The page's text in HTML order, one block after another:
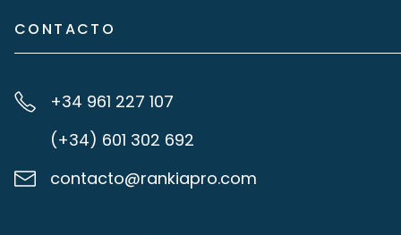
CONTACTO
+34 961 227 107
(+34) 601 302 692
contacto@rankiapro.com